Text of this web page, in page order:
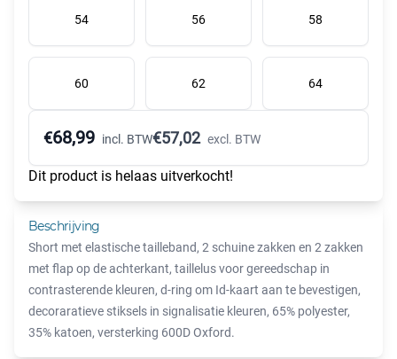
54 56 58
60 62 64
€68,99 incl. BTW€57,02 excl. BTW
Dit product is helaas uitverkocht!
Beschrijving
Short met elastische tailleband, 2 schuine zakken en 2 zakken
met flap op de achterkant, taillelus voor gereedschap in
contrasterende kleuren, d-ring om Id-kaart aan te bevestigen,
decoraratieve stiksels in signalisatie kleuren, 65% polyester,
35% katoen, versterking 600D Oxford.